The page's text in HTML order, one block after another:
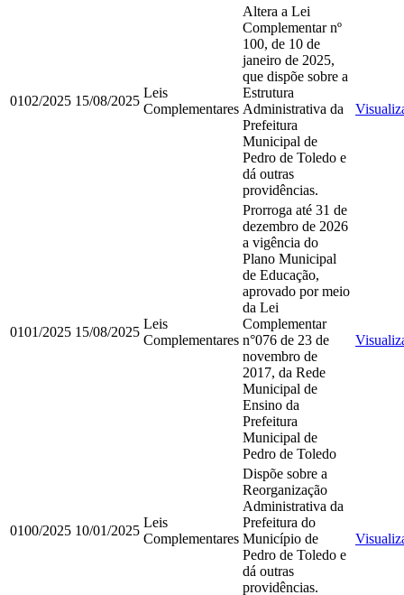
0102/2025 15/08/2025
Leis
Complementares
Altera a Lei
Complementar nº
100, de 10 de
janeiro de 2025,
que dispõe sobre a
Estrutura
Administrativa da
Prefeitura
Municipal de
Pedro de Toledo e
dá outras
providências.
0101/2025 15/08/2025
Leis
Complementares
Prorroga até 31 de
dezembro de 2026
a vigência do
Plano Municipal
de Educação,
aprovado por meio
da Lei
Complementar
n°076 de 23 de
novembro de
2017, da Rede
Municipal de
Ensino da
Prefeitura
Municipal de
Pedro de Toledo
0100/2025 10/01/2025
Leis
Complementares
Dispõe sobre a
Reorganização
Administrativa da
Prefeitura do
Município de
Pedro de Toledo e
dá outras
providências.